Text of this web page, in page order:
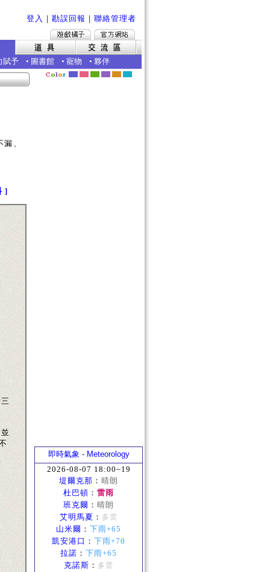
登入 ｜ 勘誤回報 ｜ 聯絡管理者
賦予 • 圖書館 • 寵物 • 夥伴
、
]
即時氣象 - Meteorology
2026-08-07 18:00~19
堤爾克那 ： 晴朗
杜巴頓 ： 雷雨
班克爾 ： 晴朗
艾明馬夏 ： 多雲
山米爾 ： 下雨+65
凱安港口 ： 下雨+70
拉諾 ： 下雨+65
克諾斯 ： 多雲